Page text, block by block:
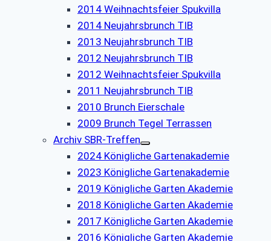
2014 Weihnachtsfeier Spukvilla
2014 Neujahrsbrunch TIB
2013 Neujahrsbrunch TIB
2012 Neujahrsbrunch TIB
2012 Weihnachtsfeier Spukvilla
2011 Neujahrsbrunch TIB
2010 Brunch Eierschale
2009 Brunch Tegel Terrassen
Archiv SBR-Treffen
2024 Königliche Gartenakademie
2023 Königliche Gartenakademie
2019 Königliche Garten Akademie
2018 Königliche Garten Akademie
2017 Königliche Garten Akademie
2016 Königliche Garten Akademie